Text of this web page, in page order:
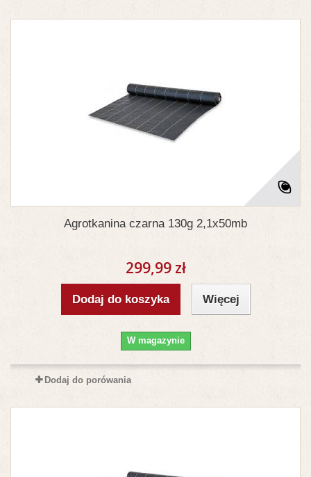
Agrotkanina czarna 130g 2,1x50mb
299,99 zł
Dodaj do koszyka Więcej
W magazynie
Dodaj do porówania